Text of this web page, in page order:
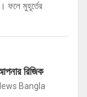
ফলে মুহূর্তের
রিজিক
Bangla